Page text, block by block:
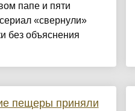
папе и пяти
«свернули»
без объяснения
пещеры приняли